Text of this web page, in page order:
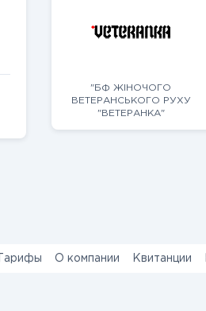
"БФ ЖІНОЧОГО
ВЕТЕРАНСЬКОГО РУХУ
"ВЕТЕРАНКА"
Тарифы О компании Квитанции